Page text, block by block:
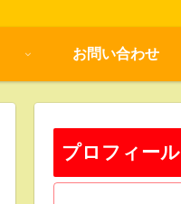
お問い合わせ
プロフィール